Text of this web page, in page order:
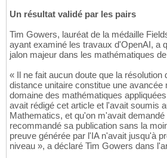
Un résultat validé par les pairs
Tim Gowers, lauréat de la médaille
ayant examiné les travaux d'OpenAI, a
jalon majeur dans les mathématiques
« Il ne fait aucun doute que la résolution
distance unitaire constitue une avancée
domaine des mathématiques
avait rédigé cet article et l'avait soumis
Mathematics, et qu'on m'avait
recommandé sa publication sans la
preuve générée par l'IA n'avait jusqu'à
niveau », a déclaré Tim Gowers dans